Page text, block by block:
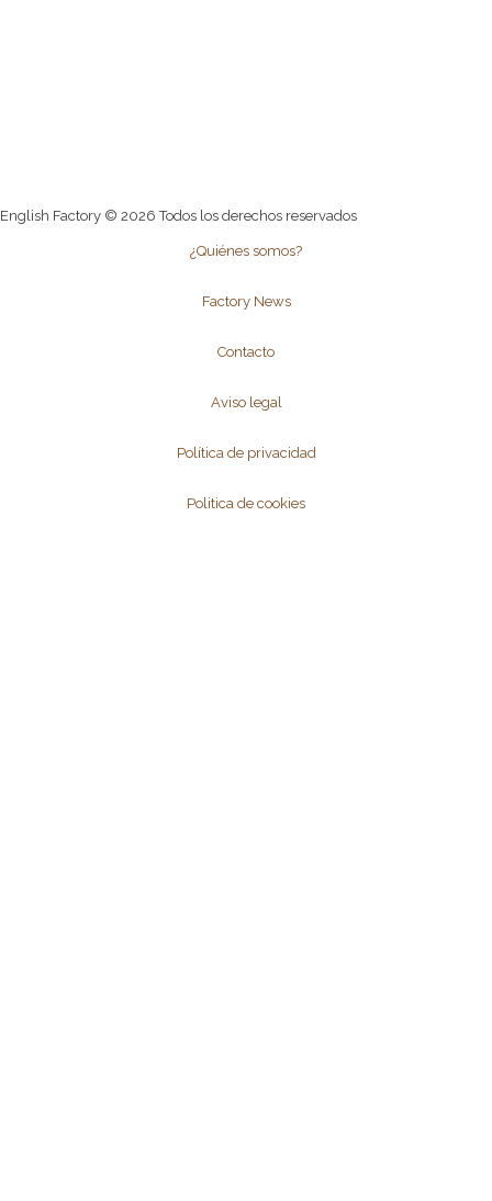
English Factory © 2026 Todos los derechos reservados
¿Quiénes somos?
Factory News
Contacto
Aviso legal
Política de privacidad
Politica de cookies